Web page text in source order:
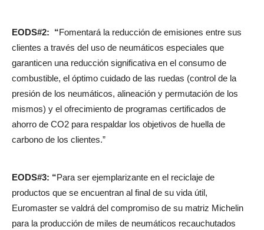
EODS#2: “Fomentará la reducción de emisiones entre sus
clientes a través del uso de neumáticos especiales que
garanticen una reducción significativa en el consumo de
combustible, el óptimo cuidado de las ruedas (control de la
presión de los neumáticos, alineación y permutación de los
mismos) y el ofrecimiento de programas certificados de
ahorro de CO2 para respaldar los objetivos de huella de
carbono de los clientes.”
EODS#3: “Para ser ejemplarizante en el reciclaje de
productos que se encuentran al final de su vida útil,
Euromaster se valdrá del compromiso de su matriz Michelin
para la producción de miles de neumáticos recauchutados